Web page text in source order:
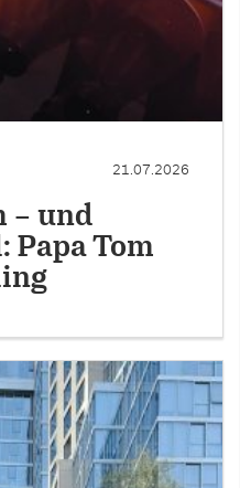
21.07.2026
– und
Papa Tom